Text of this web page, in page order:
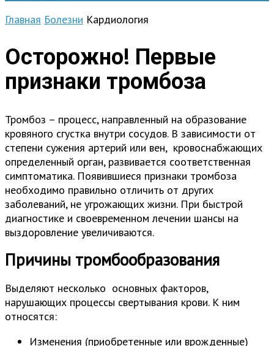
Главная Болезни Кардиология
Осторожно! Первые
признаки тромбоза
Тромбоз – процесс, направленный на образование
кровяного сгустка внутри сосудов. В зависимости от
степени сужения артерий или вен, кровоснабжающих
определенный орган, развивается соответственная
симптоматика. Появившиеся признаки тромбоза
необходимо правильно отличить от других
заболеваний, не угрожающих жизни. При быстрой
диагностике и своевременном лечении шансы на
выздоровление увеличиваются.
Причины тромбообразования
Выделяют несколько основных факторов,
нарушающих процессы свертывания крови. К ним
относятся:
Изменения (приобретенные или врожденные)